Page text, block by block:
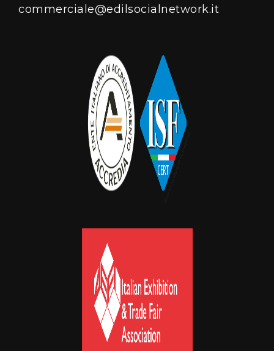
commerciale@edilsocialnetwork.it